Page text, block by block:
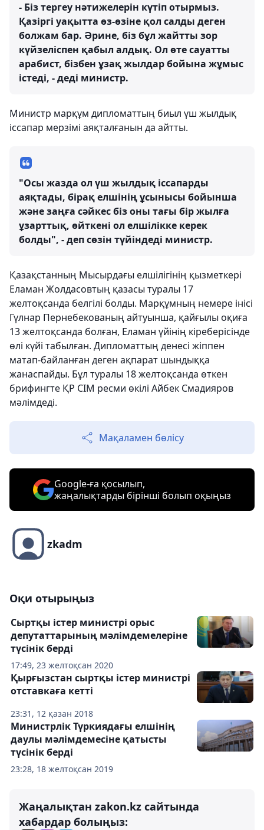
- Біз тергеу нәтижелерін күтіп отырмыз.
Қазіргі уақытта өз-өзіне қол салды деген
болжам бар. Әрине, біз бұл жайтты зор
күйзеліспен қабыл алдық. Ол өте сауатты
арабист, бізбен ұзақ жылдар бойына жұмыс
істеді, - деді министр.
Министр марқұм дипломаттың биыл үш жылдық
іссапар мерзімі аяқталғанын да айтты.
"Осы жазда ол үш жылдық іссапарды
аяқтады, бірақ елшінің ұсынысы бойынша
және заңға сәйкес біз оны тағы бір жылға
ұзарттық, өйткені ол елшілікке керек
болды", - деп сөзін түйіндеді министр.
Қазақстанның Мысырдағы елшілігінің қызметкері
Еламан Жолдасовтың қазасы туралы 17
желтоқсанда белгілі болды. Марқұмның немере інісі
Гүлнар Пернебекованың айтуынша, қайғылы оқиға
13 желтоқсанда болған, Еламан үйінің кіреберісінде
өлі күйі табылған. Дипломаттың денесі жіппен
матап-байланған деген ақпарат шындыққа
жанаспайды. Бұл туралы 18 желтоқсанда өткен
брифингте ҚР СІМ ресми өкілі Айбек Смадияров
мәлімдеді.
Мақаламен бөлісу
Google-ға қосылып,
жаңалықтарды бірінші болып оқыңыз
zkadm
Оқи отырыңыз
17:49, 23 желтоқсан 2020
Сыртқы істер министрі орыс
депутаттарының мәлімдемелеріне
түсінік берді
23:31, 12 қазан 2018
Қырғызстан сыртқы істер министрі
отставкаға кетті
23:28, 18 желтоқсан 2019
Министрлік Түркиядағы елшінің
даулы мәлімдемесіне қатысты
түсінік берді
Жаңалықтан zakon.kz сайтында
хабардар болыңыз: